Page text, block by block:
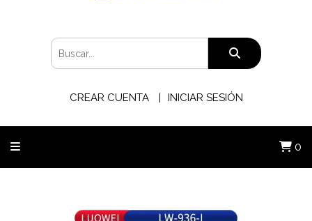
CREAR CUENTA INICIAR SESIÓN
0